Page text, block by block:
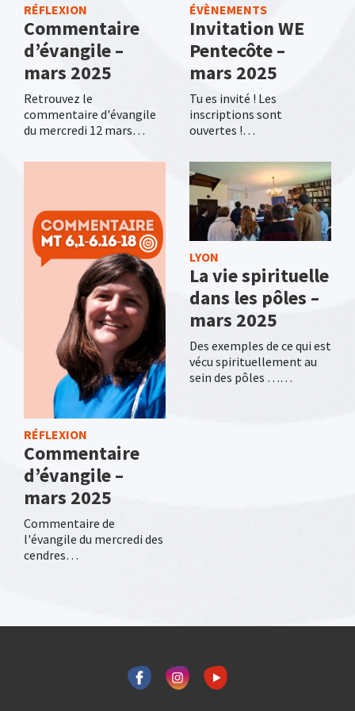
RÉFLEXION
Commentaire
d’évangile –
mars 2025
Retrouvez le
commentaire d'évangile
du mercredi 12 mars…
RÉFLEXION
Commentaire
d’évangile –
mars 2025
Commentaire de
l'évangile du mercredi des
cendres…
ÉVÈNEMENTS
Invitation WE
Pentecôte –
mars 2025
Tu es invité ! Les
inscriptions sont
ouvertes !…
LYON
La vie spirituelle
dans les pôles –
mars 2025
Des exemples de ce qui est
vécu spirituellement au
sein des pôles ……